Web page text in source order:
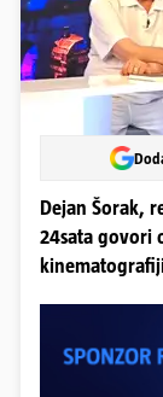
Dejan Šorak,
24sata govori